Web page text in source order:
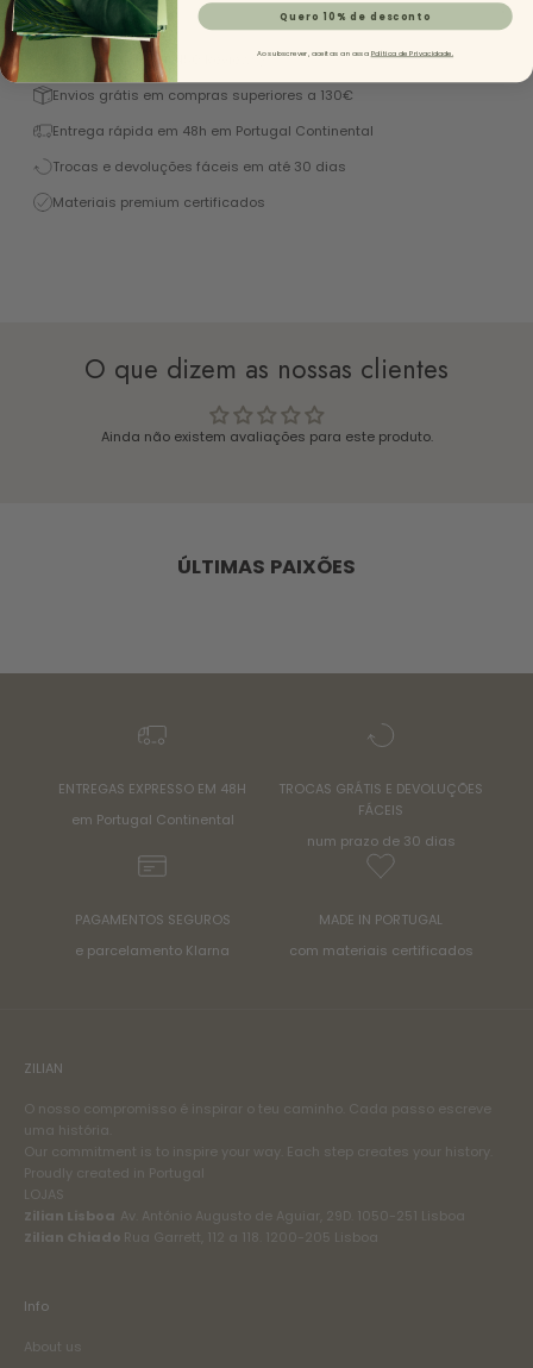
Descrição
Excelente 4,9/5 (+1450 Reviews)
Envios grátis em compras superiores a 130€
Entrega rápida em 48h em Portugal Continental
Trocas e devoluções fáceis em até 30 dias
Materiais premium certificados
O que dizem as nossas clientes
Ainda não existem avaliações para este produto.
ÚLTIMAS PAIXÕES
ENTREGAS EXPRESSO EM 48H
em Portugal Continental
TROCAS GRÁTIS E DEVOLUÇÕES
FÁCEIS
num prazo de 30 dias
PAGAMENTOS SEGUROS
e parcelamento Klarna
MADE IN PORTUGAL
com materiais certificados
ZILIAN
O nosso compromisso é inspirar o teu caminho. Cada passo escreve
uma história.
Our commitment is to inspire your way. Each step creates your history.
Proudly created in Portugal
LOJAS
Zilian Lisboa Av. António Augusto de Aguiar, 29D. 1050-251 Lisboa
Zilian Chiado Rua Garrett, 112 a 118. 1200-205 Lisboa
Info
About us
Quero 10% de desconto
Ao subscrever, aceitas a nossa Política de Privacidade.